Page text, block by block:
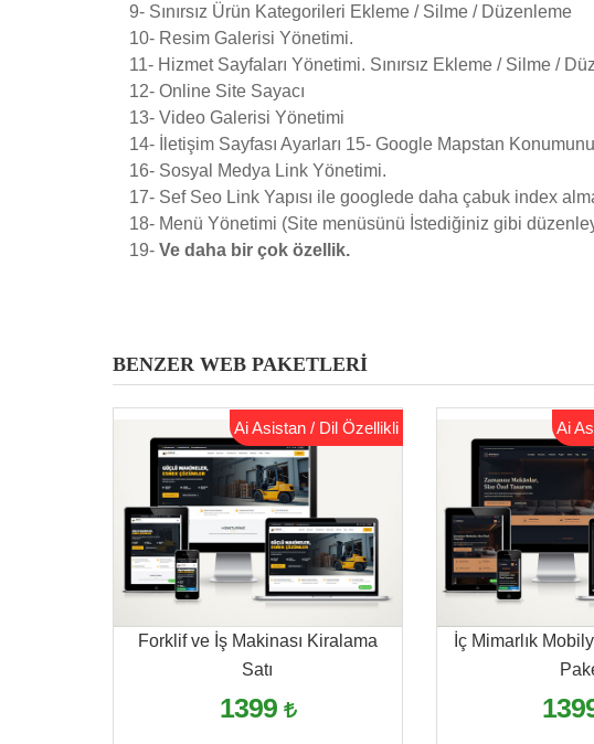
9- Sınırsız Ürün Kategorileri Ekleme / Silme / Düzenleme
10- Resim Galerisi Yönetimi.
11- Hizmet Sayfaları Yönetimi. Sınırsız Ekleme / Silme /
12- Online Site Sayacı
13- Video Galerisi Yönetimi
14- İletişim Sayfası Ayarları 15- Google Mapstan
16- Sosyal Medya Link Yönetimi.
17- Sef Seo Link Yapısı ile googlede daha çabuk index
18- Menü Yönetimi (Site menüsünü İstediğiniz gibi
19- Ve daha bir çok özellik.
BENZER WEB PAKETLERİ
Ai Asistan / Dil Özellikli
Forklif ve İş Makinası Kiralama
Satı
1399
Ai
İç Mimarlık